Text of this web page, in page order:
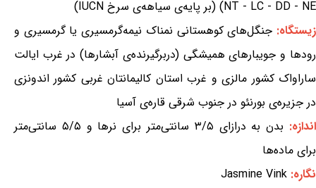
NT - LC - DD - NE) (بر پایه‌ی سیاهه‌ی سرخ IUCN)
زیستگاه: جنگل‌های کوهستانی نمناک نیمه‌گرمسیری یا گرمسیری و
رودها و جویبارهای همیشگی (دربرگیرنده‌ی آبشارها) در غرب ایالت
ساراواک کشور مالزی و غرب استان کالیمانتان غربی کشور اندونزی
در جزیره‌ی بورنئو در جنوب شرقی قاره‌ی آسیا
اندازه:
بدن به درازای ۳/۵ سانتی‌متر برای نرها و ۵/۵ سانتی‌متر
برای ماده‌ها
نگاره: Jasmine Vink